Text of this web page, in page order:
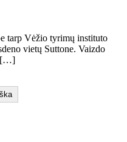
tarp Vėžio tyrimų instituto
vietų Suttone. Vaizdo
[…]